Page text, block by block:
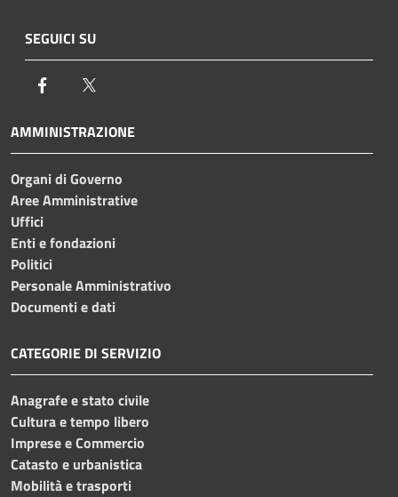
SEGUICI SU
Facebook
AMMINISTRAZIONE
Organi di Governo
Aree Amministrative
Uffici
Enti e fondazioni
Politici
Personale Amministrativo
Documenti e dati
CATEGORIE DI SERVIZIO
Anagrafe e stato civile
Cultura e tempo libero
Imprese e Commercio
Catasto e urbanistica
Mobilità e trasporti